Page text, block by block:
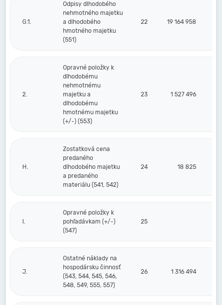
G.1.
Odpisy dlhodobého
nehmotného majetku
a dlhodobého
hmotného majetku
(551)
22 19 164 958
2.
Opravné položky k
dlhodobému
nehmotnému
majetku a
dlhodobému
hmotnému majetku
(+/-) (553)
23 1 527 496
H.
Zostatková cena
predaného
dlhodobého majetku
a predaného
materiálu (541, 542)
24 18 825
I.
Opravné položky k
pohľadávkam (+/-)
(547)
25
J.
Ostatné náklady na
hospodársku činnosť
(543, 544, 545, 546,
548, 549, 555, 557)
26 1 316 494